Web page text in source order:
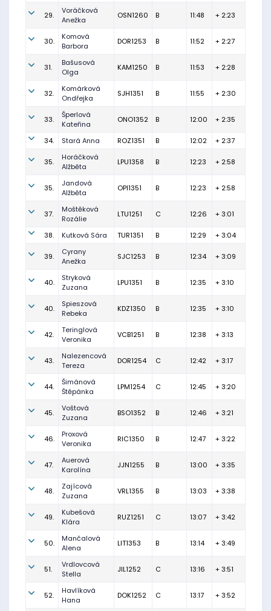
29.
Voráčková
Anežka
OSN1260 B 11:48 + 2:23
30.
Komová
Barbora
DOR1253 B 11:52 + 2:27
31.
Bašusová
Olga
KAM1250 B 11:53 + 2:28
32.
Komárková
Ondřejka
SJH1351 B 11:55 + 2:30
33.
Šperlová
Kateřina
ONO1352 B 12:00 + 2:35
34. Stará Anna ROZ1351 B 12:02 + 2:37
35.
Horáčková
Alžběta
LPU1358 B 12:23 + 2:58
35.
Jandová
Alžběta
OPI1351 B 12:23 + 2:58
37.
Moštěková
Rozálie
LTU1251 C 12:26 + 3:01
38. Kutková Sára TUR1351 B 12:29 + 3:04
39.
Cyrany
Anežka
SJC1253 B 12:34 + 3:09
40.
Stryková
Zuzana
LPU1351 B 12:35 + 3:10
40.
Spieszová
Rebeka
KDZ1350 B 12:35 + 3:10
42.
Teringlová
Veronika
VCB1251 B 12:38 + 3:13
43.
Nalezencová
Tereza
DOR1254 C 12:42 + 3:17
44.
Šimánová
Štěpánka
LPM1254 C 12:45 + 3:20
45.
Voštová
Zuzana
BSO1352 B 12:46 + 3:21
46.
Proxová
Veronika
RIC1350 B 12:47 + 3:22
47.
Auerová
Karolína
JJN1255 B 13:00 + 3:35
48.
Zajícová
Zuzana
VRL1355 B 13:03 + 3:38
49.
Kubešová
Klára
RUZ1251 C 13:07 + 3:42
50.
Mančalová
Alena
LIT1353 B 13:14 + 3:49
51.
Vrdlovcová
Stella
JIL1252 C 13:16 + 3:51
52.
Havlíková
Hana
DOK1252 C 13:17 + 3:52